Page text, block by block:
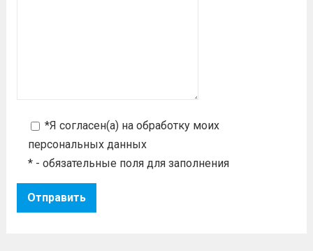
*Я согласен(а) на обработку моих
персональных данных
* - обязательные поля для заполнения